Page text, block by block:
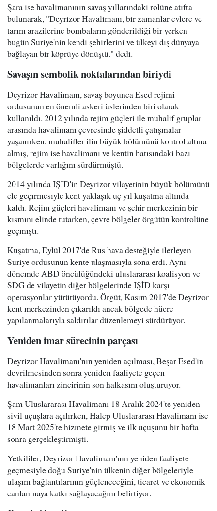
Şara ise havalimanının savaş yıllarındaki rolüne atıfta
bulunarak, "Deyrizor Havalimanı, bir zamanlar evlere ve
tarım arazilerine bombaların gönderildiği bir yerken
bugün Suriye'nin kendi şehirlerini ve ülkeyi dış dünyaya
bağlayan bir köprüye dönüştü." dedi.
Savaşın sembolik noktalarından biriydi
Deyrizor Havalimanı, savaş boyunca Esed rejimi
ordusunun en önemli askeri üslerinden biri olarak
kullanıldı. 2012 yılında rejim güçleri ile muhalif gruplar
arasında havalimanı çevresinde şiddetli çatışmalar
yaşanırken, muhalifler ilin büyük bölümünü kontrol altına
almış, rejim ise havalimanı ve kentin batısındaki bazı
bölgelerde varlığını sürdürmüştü.
2014 yılında IŞİD'in Deyrizor vilayetinin büyük bölümünü
ele geçirmesiyle kent yaklaşık üç yıl kuşatma altında
kaldı. Rejim güçleri havalimanı ve şehir merkezinin bir
kısmını elinde tutarken, çevre bölgeler örgütün kontrolüne
geçmişti.
Kuşatma, Eylül 2017'de Rus hava desteğiyle ilerleyen
Suriye ordusunun kente ulaşmasıyla sona erdi. Aynı
dönemde ABD öncülüğündeki uluslararası koalisyon ve
SDG de vilayetin diğer bölgelerinde IŞİD karşı
operasyonlar yürütüyordu. Örgüt, Kasım 2017'de Deyrizor
kent merkezinden çıkarıldı ancak bölgede hücre
yapılanmalarıyla saldırılar düzenlemeyi sürdürüyor.
Yeniden imar sürecinin parçası
Deyrizor Havalimanı'nın yeniden açılması, Beşar Esed'in
devrilmesinden sonra yeniden faaliyete geçen
havalimanları zincirinin son halkasını oluşturuyor.
Şam Uluslararası Havalimanı 18 Aralık 2024'te yeniden
sivil uçuşlara açılırken, Halep Uluslararası Havalimanı ise
18 Mart 2025'te hizmete girmiş ve ilk uçuşunu bir hafta
sonra gerçekleştirmişti.
Yetkililer, Deyrizor Havalimanı'nın yeniden faaliyete
geçmesiyle doğu Suriye'nin ülkenin diğer bölgeleriyle
ulaşım bağlantılarının güçleneceğini, ticaret ve ekonomik
canlanmaya katkı sağlayacağını belirtiyor.